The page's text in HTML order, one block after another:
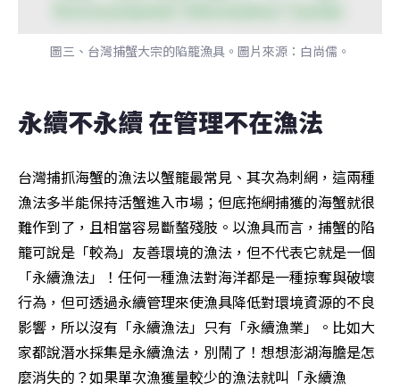
圖三、台灣捕蟹大宗的陷籠漁具。圖片來源：白尚儒。
永續不永續 在管理不在漁法
台灣捕抓海蟹的漁法以蟹籠最常見、其次為刺網，這兩種
漁法多半能保持活蟹進入市場；但底拖網捕獲的海蟹就很
難作到了，且相當容易斷螯殘肢。以漁具而言，捕蟹的陷
籠可說是「較為」友善環境的漁法，但不代表它就是一個
「永續漁法」！任何一種漁法對海洋都是一種掠奪與破壞
行為，但可透過永續管理來使漁具降低對環境資源的不良
影響，所以沒有「永續漁法」只有「永續漁業」。比如大
家都說潛水採集是永續漁法，別鬧了！想想澎湖海膽是怎
麼消失的？如果單次漁獲量較少的漁法就叫「永續漁